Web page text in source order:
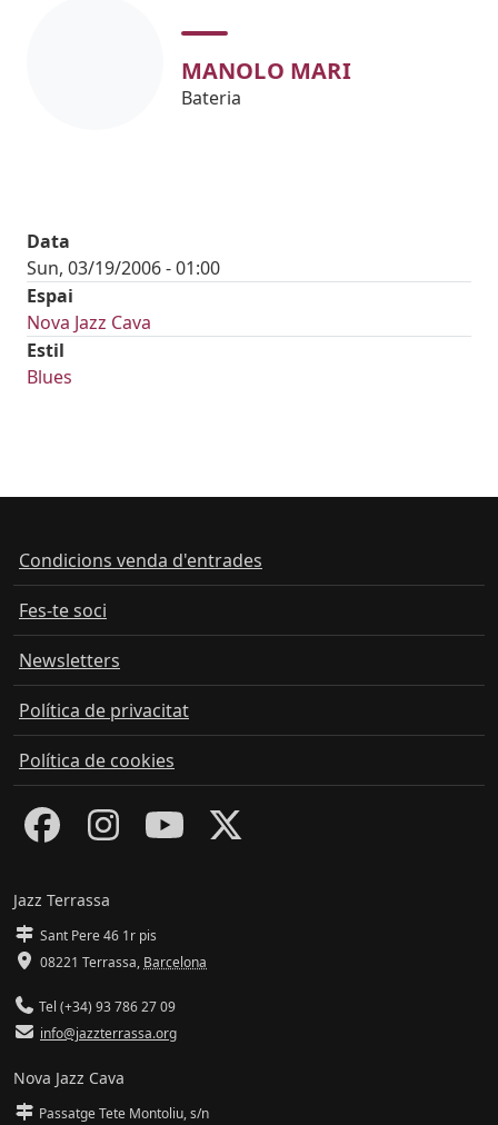
MANOLO MARI
Bateria
Data
Sun, 03/19/2006 - 01:00
Espai
Nova Jazz Cava
Estil
Blues
Condicions venda d'entrades
Fes-te soci
Newsletters
Política de privacitat
Política de cookies
Jazz Terrassa
Sant Pere 46 1r pis
08221 Terrassa, Barcelona
Tel (+34) 93 786 27 09
info@jazzterrassa.org
Nova Jazz Cava
Passatge Tete Montoliu, s/n